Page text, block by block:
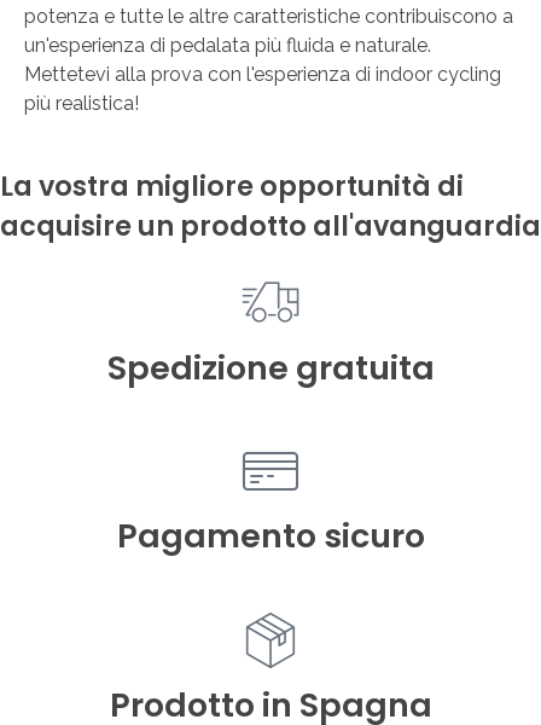
potenza e tutte le altre caratteristiche contribuiscono a
un'esperienza di pedalata più fluida e naturale.
Mettetevi alla prova con l'esperienza di indoor cycling
più realistica!
La vostra migliore opportunità di
acquisire un prodotto all'avanguardia
Spedizione gratuita
Pagamento sicuro
Prodotto in Spagna